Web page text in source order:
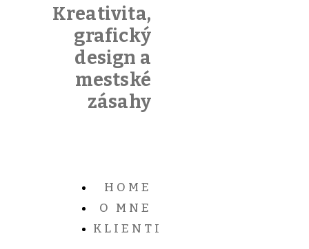
Kreativita,
grafický
design a
mestské
zásahy
HOME
O MNE
KLIENTI